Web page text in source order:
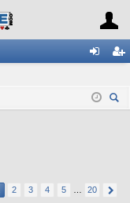
ne cri
2 3 4 5 20